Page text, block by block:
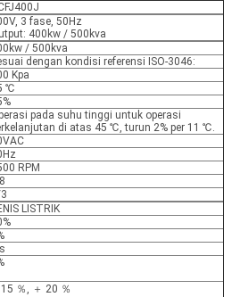
3 fase, 50Hz
400kw / 500kva
/ 500kva
dengan kondisi referensi ISO-3046:
Kpa
℃
pada suhu tinggi untuk operasi
di atas 45 ℃, turun 2% per 11 ℃.
RPM
LISTRIK
15 ％, ＋ 20 ％